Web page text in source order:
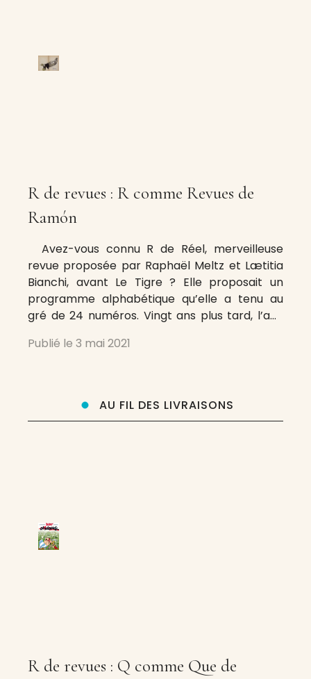
R de revues : R comme Revues de
Ramón
Avez-vous connu R de Réel, merveilleuse
revue proposée par Raphaël Meltz et Lætitia
Bianchi, avant Le Tigre ? Elle proposait un
programme alphabétique qu’elle a tenu au
gré de 24 numéros. Vingt ans plus tard, l’ami
appliqué aux revues dont il extraira, dans les
Publié le 3 mai 2021
AU FIL DES LIVRAISONS
R de revues : Q comme Que de